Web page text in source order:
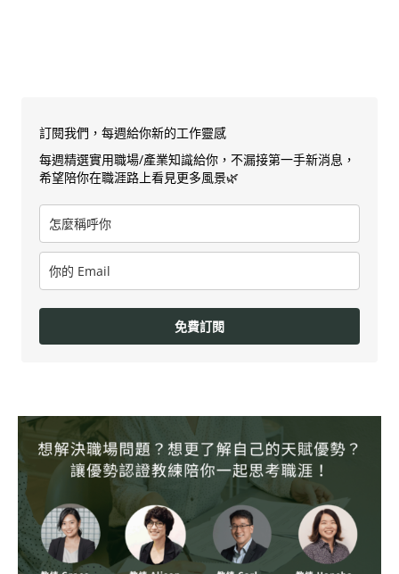
訂閱我們，每週給你新的工作靈感
每週精選實用職場/產業知識給你，不漏接第一手新消息，
希望陪你在職涯路上看見更多風景🌿
免費訂閱